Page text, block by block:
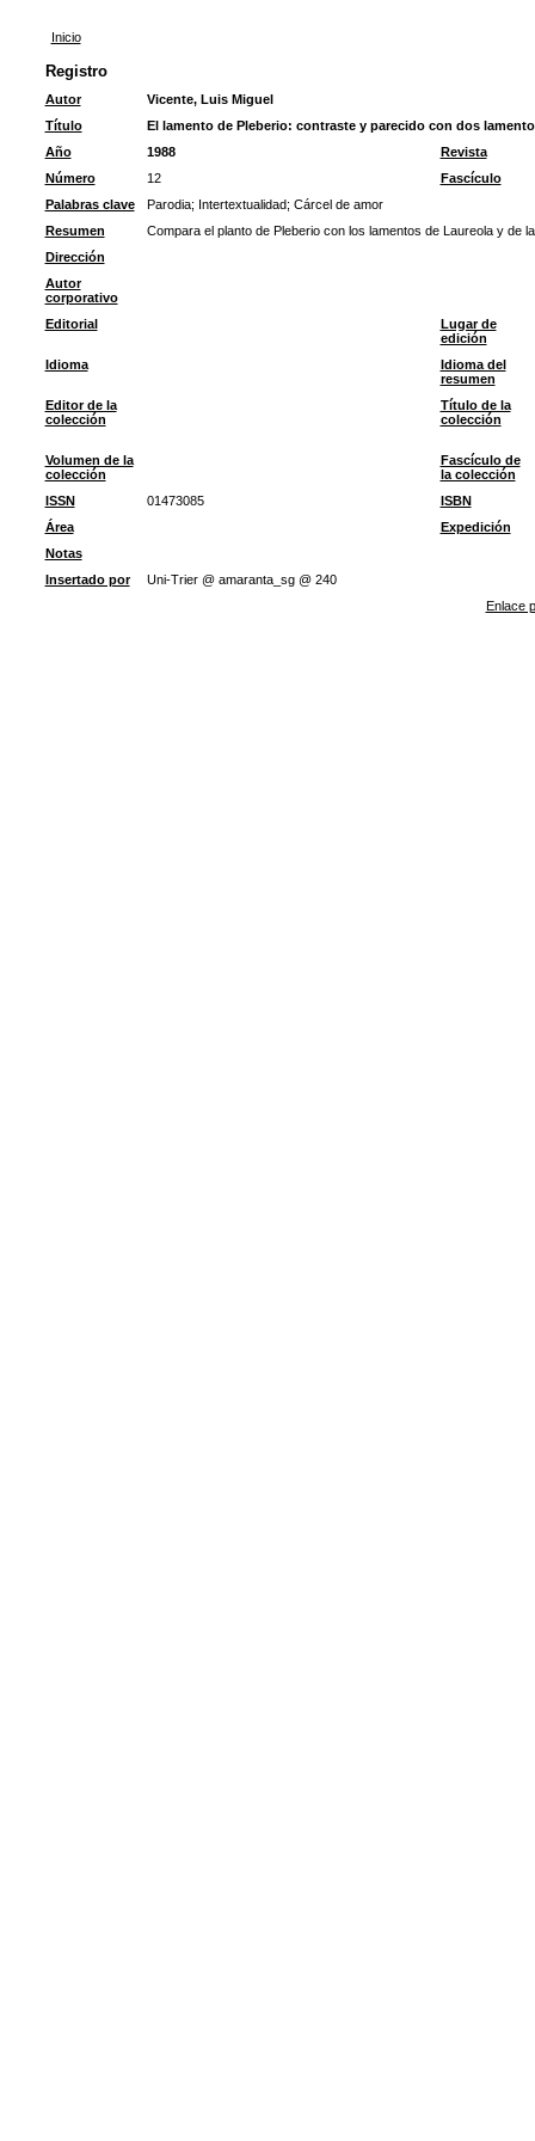
Inicio
Registro
Autor
Vicente, Luis Miguel
Título
El lamento de Pleberio: contraste y parecido con dos
Año
1988
Revista
Número
12
Fascículo
Palabras clave
Parodia; Intertextualidad; Cárcel de amor
Resumen
Compara el planto de Pleberio con los lamentos de Laureola y de
Dirección
Autor
corporativo
Editorial
Lugar de
edición
Idioma
Idioma del
resumen
Editor de la
colección
Título de la
colección
Volumen de la
colección
Fascículo de
la colección
ISSN
01473085
ISBN
Área
Expedición
Notas
Insertado por
Uni-Trier @ amaranta_sg @ 240
Enlace